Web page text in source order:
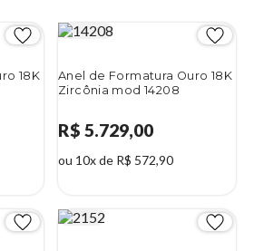
18K
Anel de Formatura Ouro 18K
Zircônia mod 14208
R$ 5.729,00
ou 10x de R$ 572,90